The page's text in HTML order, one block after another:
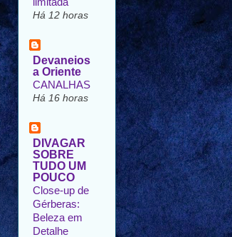
Há 12 horas
Devaneios
a Oriente
CANALHAS
Há 16 horas
DIVAGAR
SOBRE
TUDO UM
POUCO
Close-up de
Gérberas:
Beleza em
Detalhe